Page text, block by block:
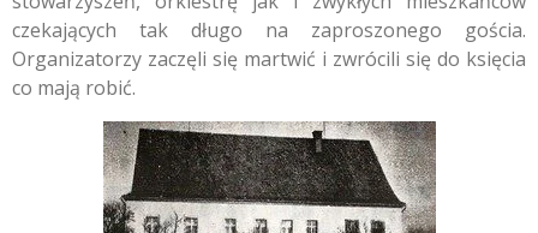
czekających tak długo na zaproszonego gościa.
Organizatorzy zaczęli się martwić i zwrócili się do księcia
co mają robić.